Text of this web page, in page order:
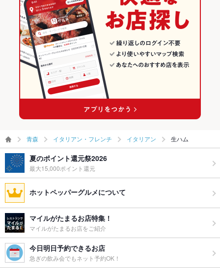
青森 イタリアン・フレンチ イタリアン 生ハム
夏のポイント還元祭2026
最大15,000ポイント還元
ホットペッパーグルメについて
マイルがたまるお店特集！
マイルがたまるお店をご紹介
今日明日予約できるお店
急ぎの飲み会でもネット予約OK！